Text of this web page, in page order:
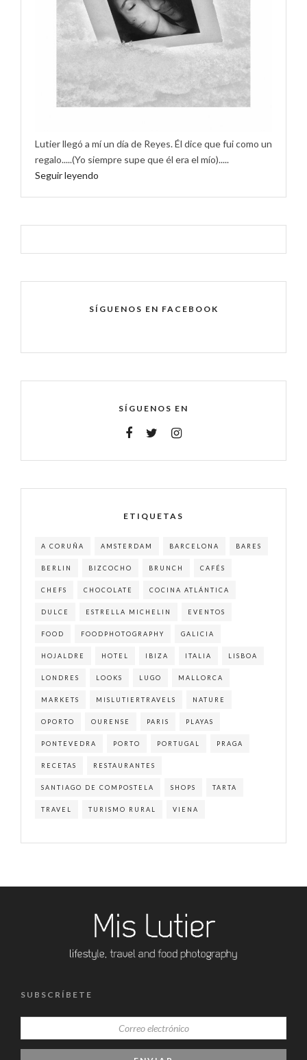
Lutier llegó a mí un día de Reyes. Él dice que fui como un
regalo.....(Yo siempre supe que él era el mío).....
Seguir leyendo
SÍGUENOS EN FACEBOOK
SÍGUENOS EN
ETIQUETAS
A CORUÑA AMSTERDAM BARCELONA BARES
BERLIN BIZCOCHO BRUNCH CAFÉS
CHEFS CHOCOLATE COCINA ATLÁNTICA
DULCE ESTRELLA MICHELIN EVENTOS
FOOD FOODPHOTOGRAPHY GALICIA
HOJALDRE HOTEL IBIZA ITALIA LISBOA
LONDRES LOOKS LUGO MALLORCA
MARKETS MISLUTIERTRAVELS NATURE
OPORTO OURENSE PARIS PLAYAS
PONTEVEDRA PORTO PORTUGAL PRAGA
RECETAS RESTAURANTES
SANTIAGO DE COMPOSTELA SHOPS TARTA
TRAVEL TURISMO RURAL VIENA
SUBSCRÍBETE